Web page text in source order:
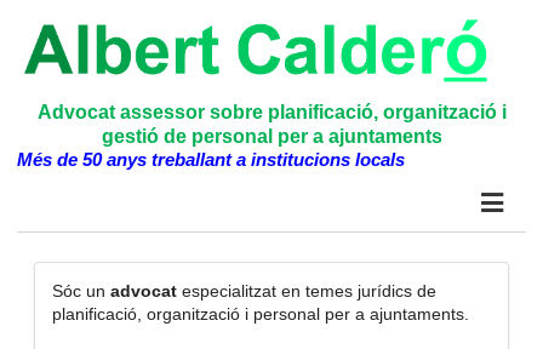
Advocat assessor sobre planificació, organització i
gestió de personal per a ajuntaments
Més de 50 anys treballant a institucions locals
Sóc unadvocat especialitzat en temes jurídics de
planificació, organització i personal per a ajuntaments.